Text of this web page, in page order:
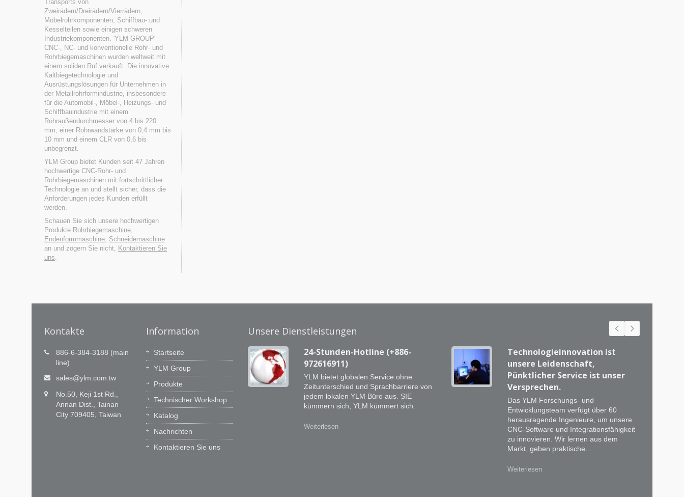
Transports von
Zweirädern/Dreirädern/Vierrädern,
Möbelrohrkomponenten, Schiffbau- und
Kesselteilen sowie einigen schweren
Industriekomponenten. 'YLM GROUP'
CNC-, NC- und konventionelle Rohr- und
Rohrbiegemaschinen wurden weltweit mit
einem soliden Ruf verkauft. Die innovative
Kaltbiegetechnologie und
Ausrüstungslösungen für Unternehmen in
der Metallrohrformindustrie, insbesondere
für die Automobil-, Möbel-, Heizungs- und
Schiffbauindustrie mit einem
Rohraußendurchmesser von 4 bis 220
mm, einer Rohrwandstärke von 0,4 mm bis
10 mm und einem CLR von 0,6 bis
unbegrenzt.
YLM Group bietet Kunden seit 47 Jahren
hochwertige CNC-Rohr- und
Rohrbiegemaschinen mit fortschrittlicher
Technologie an und stellt sicher, dass die
Anforderungen jedes Kunden erfüllt
werden.
Schauen Sie sich unsere hochwertigen
Produkte Rohrbiegemaschine,
Endenformmaschine, Schneidemaschine
an und zögern Sie nicht, Kontaktieren Sie
uns.
Kontakte
886-6-384-3188 (main
line)
sales@ylm.com.tw
No.50, Keji 1st Rd.,
Annan Dist., Tainan
City 709405, Taiwan
Information
Startseite
YLM Group
Produkte
Technischer Workshop
Katalog
Nachrichten
Kontaktieren Sie uns
Unsere Dienstleistungen
Technologieinnovation ist
unsere Leidenschaft,
Pünktlicher Service ist unser
Versprechen.
Das YLM Forschungs- und
Entwicklungsteam verfügt über 60
herausragende Ingenieure, um unsere
CNC-Software und Integrationsfähigkeit
zu innovieren. Wir lernen aus dem
Markt, geben praktische...
24-Stunden-Hotline (+886-
972616911)
YLM bietet globalen Service ohne
Zeitunterschied und Sprachbarriere von
jedem lokalen YLM Büro aus. SIE
kümmern sich, YLM kümmert sich.
Weiterlesen
Technologieinnovation ist
unsere Leidenschaft,
Pünktlicher Service ist unser
Versprechen.
Das YLM Forschungs- und
Entwicklungsteam verfügt über 60
herausragende Ingenieure, um unsere
CNC-Software und Integrationsfähigkeit
zu innovieren. Wir lernen aus dem
Markt, geben praktische...
Weiterlesen